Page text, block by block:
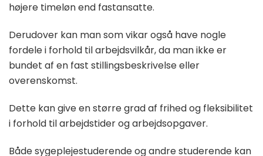
højere timeløn end fastansatte.
Derudover kan man som vikar også have nogle
fordele i forhold til arbejdsvilkår, da man ikke er
bundet af en fast stillingsbeskrivelse eller
overenskomst.
Dette kan give en større grad af frihed og fleksibilitet
i forhold til arbejdstider og arbejdsopgaver.
Både sygeplejestuderende og andre studerende kan